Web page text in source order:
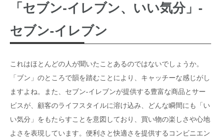
「セブン-イレブン、いい気分」-
セブン-イレブン
これはほとんどの人が聞いたことあるのではないでしょうか。
「ブン」のところで韻を踏むことにより、キャッチーな感じがし
ますよね。また、セブン-イレブンが提供する豊富な商品とサー
ビスが、顧客のライフスタイルに溶け込み、どんな瞬間にも「い
い気分」をもたらすことを意図しており、買い物の楽しさや心地
よさを表現しています。便利さと快適さを提供するコンビニエン